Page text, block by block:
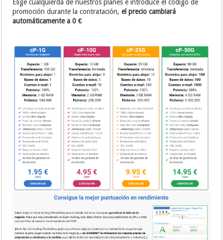
Elige cualquierda de nuestros planes e introduce el código de
promoción durante la contratación,el precio cambiará
automáticamente a 0 €